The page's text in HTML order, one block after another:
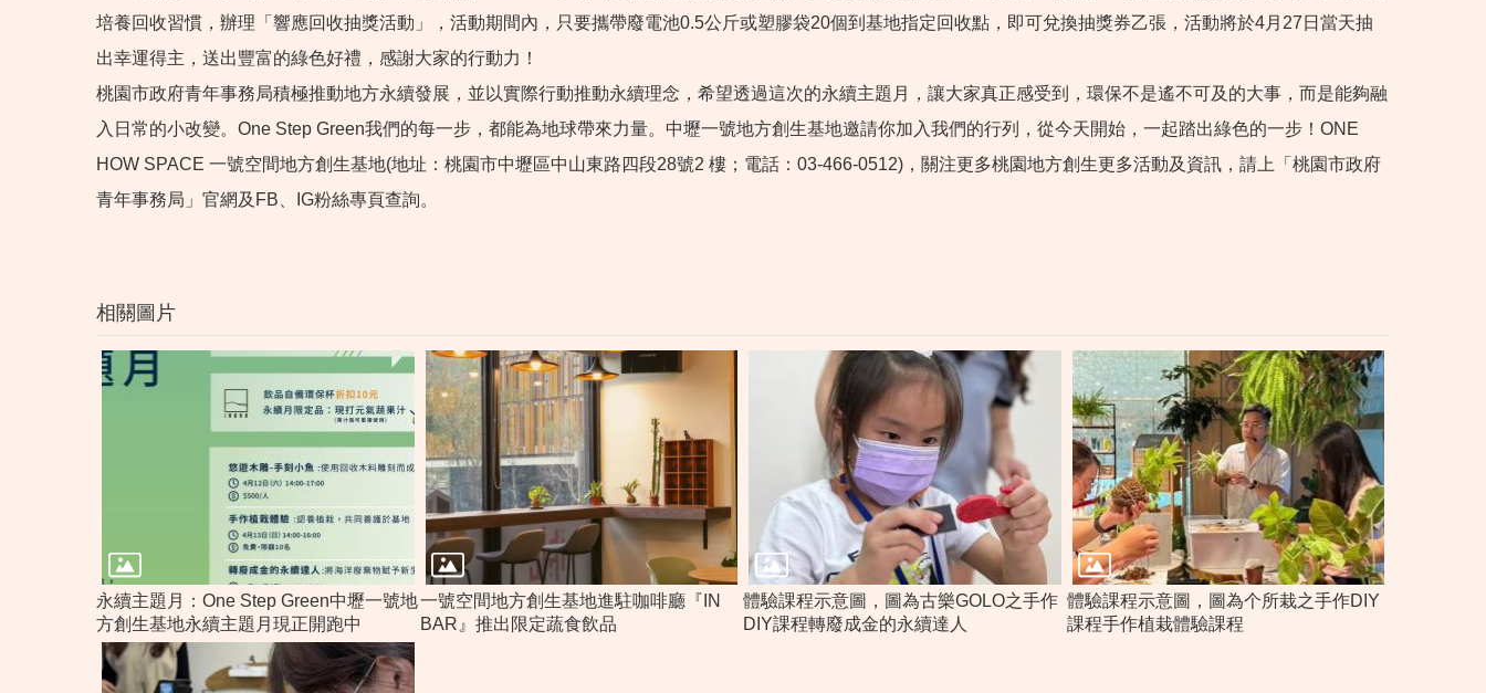
培養回收習慣，辦理「響應回收抽獎活動」，活動期間內，只要攜帶廢電池0.5公斤或塑膠袋20個到基地指定回收點，即可兌換抽獎券乙張，活動將於4月27日當天抽
出幸運得主，送出豐富的綠色好禮，感謝大家的行動力！
桃園市政府青年事務局積極推動地方永續發展，並以實際行動推動永續理念，希望透過這次的永續主題月，讓大家真正感受到，環保不是遙不可及的大事，而是能夠融
入日常的小改變。One Step Green我們的每一步，都能為地球帶來力量。中壢一號地方創生基地邀請你加入我們的行列，從今天開始，一起踏出綠色的一步！ONE
HOW SPACE 一號空間地方創生基地(地址：桃園市中壢區中山東路四段28號2 樓；電話：03-466-0512)，關注更多桃園地方創生更多活動及資訊，請上「桃園市政府
青年事務局」官網及FB、IG粉絲專頁查詢。
相關圖片
永續主題月：One Step Green中壢一號地
方創生基地永續主題月現正開跑中
一號空間地方創生基地進駐咖啡廳『IN
BAR』推出限定蔬食飲品
體驗課程示意圖，圖為古樂GOLO之手作
DIY課程轉廢成金的永續達人
體驗課程示意圖，圖為个所栽之手作DIY
課程手作植栽體驗課程